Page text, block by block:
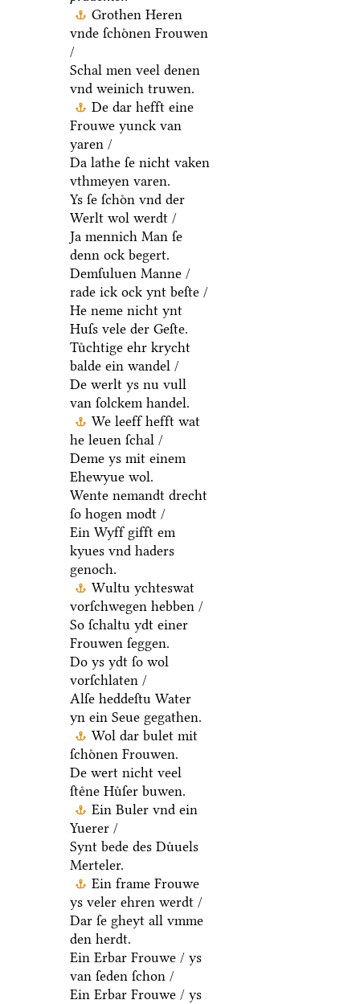
Grothen Heren
vnde ſchoͤnen Frouwen
/
Schal men veel denen
vnd weinich truwen.
De dar hefft eine
Frouwe yunck van
yaren /
Da lathe ſe nicht vaken
vthmeyen varen.
Ys ſe ſchoͤn vnd der
Werlt wol werdt /
Ja mennich Man ſe
denn ock begert.
Demſuluen Manne /
rade ick ock ynt beſte /
He neme nicht ynt
Huſs vele der Geſte.
Tuͤchtige ehr krycht
balde ein wandel /
De werlt ys nu vull
van ſolckem handel.
We leeff hefft wat
he leuen ſchal /
Deme ys mit einem
Ehewyue wol.
Wente nemandt drecht
ſo hogen modt /
Ein Wyff gifft em
kyues vnd haders
genoch.
Wultu ychteswat
vorſchwegen hebben /
So ſchaltu ydt einer
Frouwen ſeggen.
Do ys ydt ſo wol
vorſchlaten /
Alſe heddeſtu Water
yn ein Seue gegathen.
Wol dar bulet mit
ſchoͤnen Frouwen.
De wert nicht veel
ſteͤne Huͤſer buwen.
Ein Buler vnd ein
Yuerer /
Synt bede des Duͤuels
Merteler.
Ein frame Frouwe
ys veler ehren werdt /
Dar ſe gheyt all vmme
den herdt.
Ein Erbar Frouwe / ys
van ſeden ſchon /
Ein Erbar Frouwe / ys